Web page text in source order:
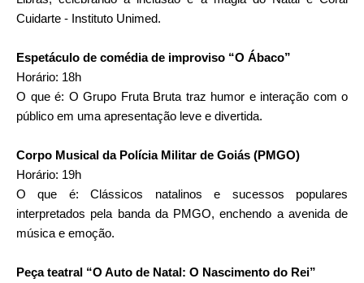
Cuidarte - Instituto Unimed.
Espetáculo de comédia de improviso “O Ábaco”
Horário: 18h
O que é: O Grupo Fruta Bruta traz humor e interação com o
público em uma apresentação leve e divertida.
Corpo Musical da Polícia Militar de Goiás (PMGO)
Horário: 19h
O que é: Clássicos natalinos e sucessos populares
interpretados pela banda da PMGO, enchendo a avenida de
música e emoção.
Peça teatral “O Auto de Natal: O Nascimento do Rei”